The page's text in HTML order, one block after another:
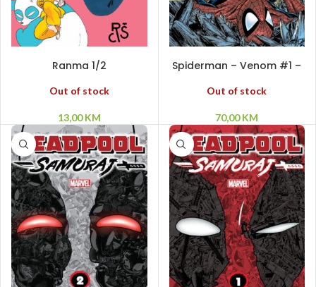
Ranma 1/2
Out of stock
13,00KM
Spiderman – Venom #1 –
Out of stock
70,00KM